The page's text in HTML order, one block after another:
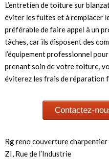
L’entretien de toiture sur
éviter les fuites et à remplacer
préférable de faire appel à un
tâches, car ils disposent des
l’équipement professionnel
prenant soin de votre toiture,
éviterez les frais de réparation
Contactez-
Rg reno couverture
ZI, Rue de l’Industrie